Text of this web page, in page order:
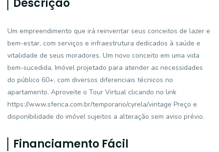
Descrição
Um empreendimento que irá reinventar seus conceitos de lazer e
bem-estar, com serviços e infraestrutura dedicados à saúde e
vitalidade de seus moradores. Um novo conceito em uma vida
bem-sucedida. Imóvel projetado para atender as necessidades
do público 60+, com diversos diferenciais técnicos no
apartamento. Aproveite o Tour Virtual clicando no link
https://www.sferica.com.br/temporario/cyrela/vintage Preço e
disponibilidade do imóvel sujeitos a alteração sem aviso prévio.
Financiamento Fácil